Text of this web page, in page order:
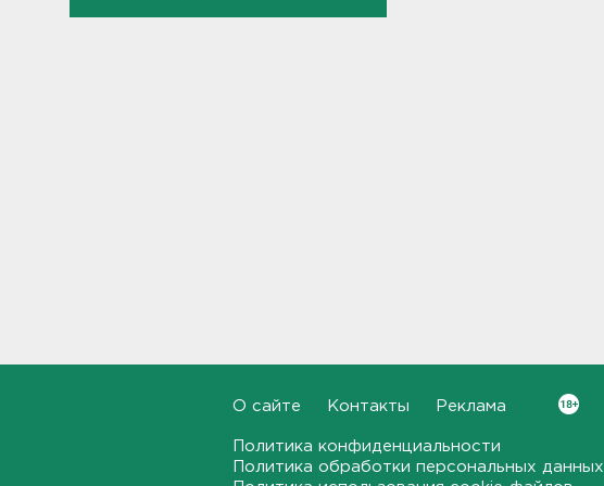
тигра» в Ленобласти
родителей с детьми - как
О сайте Контакты Реклама
Политика конфиденциальности
Политика обработки персональных данных